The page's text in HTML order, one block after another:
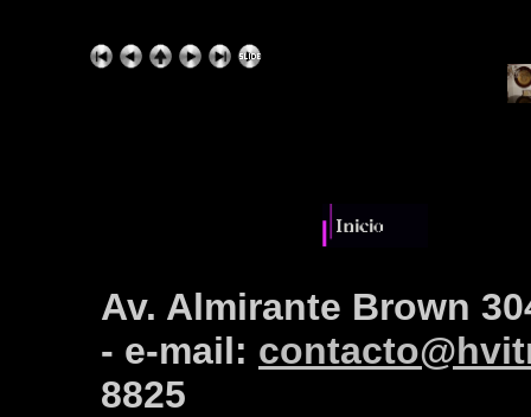
Av. Almirante Brown
- e-mail:
8825